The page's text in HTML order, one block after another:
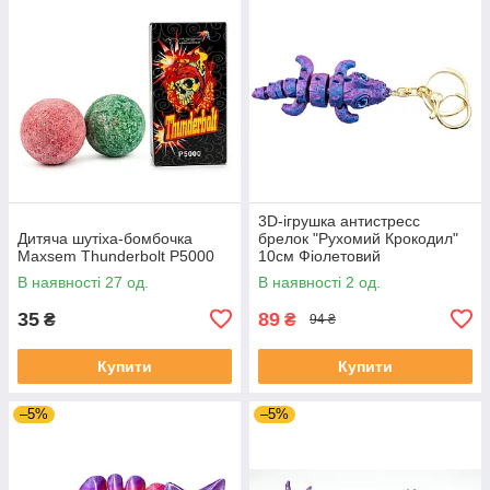
Дитяча шутіха-бомбочка
Maxsem Thunderbolt P5000
В наявності 27 од.
35 ₴
Купити
3D-ігрушка антистресс
брелок "Рухомий Крокодил"
10см Фіолетовий
В наявності 2 од.
89 ₴ 94 ₴
Купити
–5% –5%